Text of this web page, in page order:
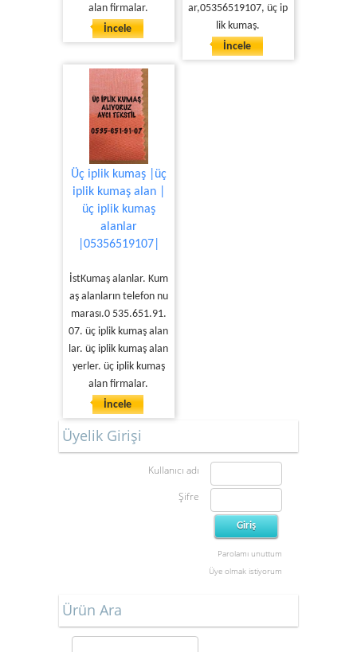
alan firmalar.
İncele
ar,05356519107, üç ip
lik kumaş.
İncele
Üç iplik kumaş |üç
iplik kumaş alan |
üç iplik kumaş
alanlar
|05356519107|
İstKumaş alanlar. Kum
aş alanların telefon nu
marası.0 535.651.91.
07. üç iplik kumaş alan
lar. üç iplik kumaş alan
yerler. üç iplik kumaş
alan firmalar.
İncele
Üyelik Girişi
Kullanıcı adı
Şifre
Parolamı unuttum
Üye olmak istiyorum
Ürün Ara